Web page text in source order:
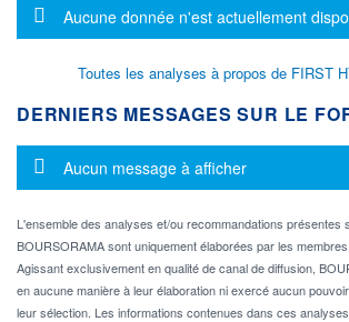
Message d'information
Aucune donnée n'est actuellement
Toutes les analyses à propos de FIRST
DERNIERS MESSAGES SUR LE
Message d'information
Aucun message à afficher
L'ensemble des analyses et/ou recommandations présentes
BOURSORAMA sont uniquement élaborées par les
Agissant exclusivement en qualité de canal de diffusion,
en aucune manière à leur élaboration ni exercé aucun
leur sélection. Les informations contenues dans ces